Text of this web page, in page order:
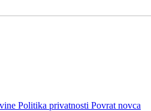
Politika privatnosti Povrat novca